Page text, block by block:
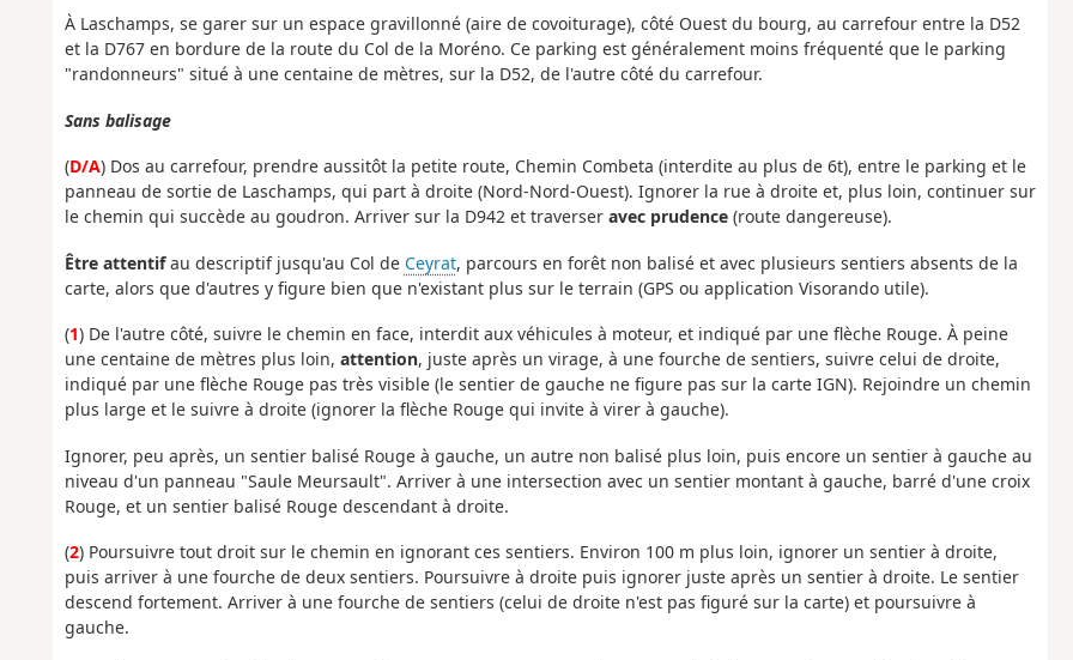
À Laschamps, se garer sur un espace gravillonné (aire de covoiturage), côté Ouest du bourg, au carrefour entre la D52
et la D767 en bordure de la route du Col de la Moréno. Ce parking est généralement moins fréquenté que le parking
"randonneurs" situé à une centaine de mètres, sur la D52, de l'autre côté du carrefour.
Sans balisage
(D/A) Dos au carrefour, prendre aussitôt la petite route, Chemin Combeta (interdite au plus de 6t), entre le parking et le
panneau de sortie de Laschamps, qui part à droite (Nord-Nord-Ouest). Ignorer la rue à droite et, plus loin, continuer sur
le chemin qui succède au goudron. Arriver sur la D942 et traverseravec prudence(route dangereuse).
Être attentifau descriptif jusqu'au Col de Ceyrat, parcours en forêt non balisé et avec plusieurs sentiers absents de la
carte, alors que d'autres y figure bien que n'existant plus sur le terrain (GPS ou application Visorando utile).
(1) De l'autre côté, suivre le chemin en face, interdit aux véhicules à moteur, et indiqué par une flèche Rouge. À peine
une centaine de mètres plus loin, attention, juste après un virage, à une fourche de sentiers, suivre celui de droite,
indiqué par une flèche Rouge pas très visible (le sentier de gauche ne figure pas sur la carte IGN). Rejoindre un chemin
plus large et le suivre à droite (ignorer la flèche Rouge qui invite à virer à gauche).
Ignorer, peu après, un sentier balisé Rouge à gauche, un autre non balisé plus loin, puis encore un sentier à gauche au
niveau d'un panneau "Saule Meursault". Arriver à une intersection avec un sentier montant à gauche, barré d'une croix
Rouge, et un sentier balisé Rouge descendant à droite.
(2) Poursuivre tout droit sur le chemin en ignorant ces sentiers. Environ 100 m plus loin, ignorer un sentier à droite,
puis arriver à une fourche de deux sentiers. Poursuivre à droite puis ignorer juste après un sentier à droite. Le sentier
descend fortement. Arriver à une fourche de sentiers (celui de droite n'est pas figuré sur la carte) et poursuivre à
gauche.